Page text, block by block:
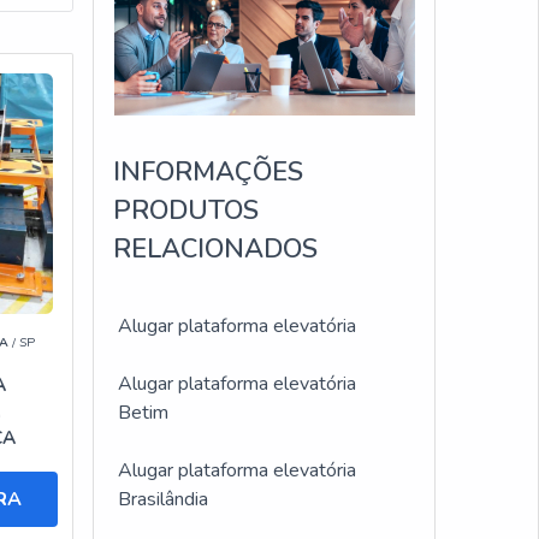
alta
/ SP
INFORMAÇÕES
PRODUTOS
RELACIONADOS
Alugar plataforma elevatória
Alugar plataforma elevatória
Betim
Alugar plataforma elevatória
Brasilândia